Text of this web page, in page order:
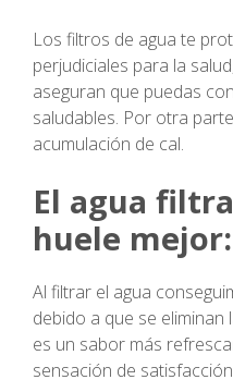
Los filtros de agua te
perjudiciales para la
aseguran que puedas
saludables. Por otra
acumulación de cal.
El agua
huele mejor:
Al filtrar el agua
debido a que se eliminan
es un sabor más
sensación de